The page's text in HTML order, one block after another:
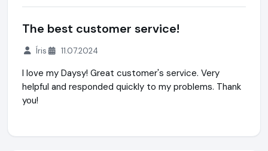
The best customer service!
Íris 11.07.2024
I love my Daysy! Great customer's service. Very
helpful and responded quickly to my problems. Thank
you!